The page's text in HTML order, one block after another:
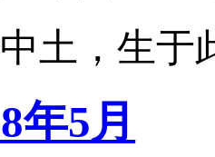
土，生于
年5月